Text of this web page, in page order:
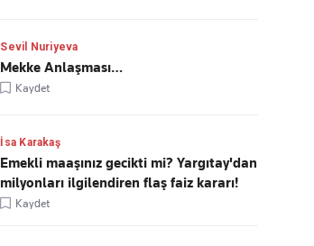
Sevil Nuriyeva
Mekke Anlaşması…
Kaydet
İsa Karakaş
Emekli maaşınız gecikti mi? Yargıtay'dan
milyonları ilgilendiren flaş faiz kararı!
Kaydet